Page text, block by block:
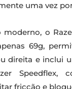
uma vez
o
69g,
direita e inclui
Speedflex,
fricção e